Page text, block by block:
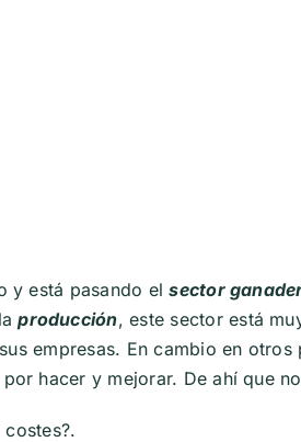
y está pasando elsector
producción, este sector está
empresas. En cambio en
hacer y mejorar. De ahí que